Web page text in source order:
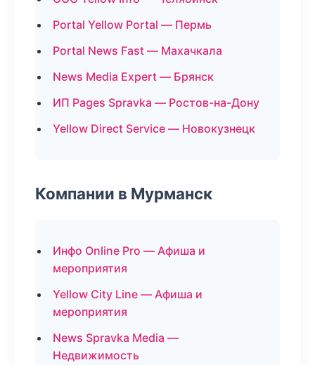
Portal Yellow Portal — Пермь
Portal News Fast — Махачкала
News Media Expert — Брянск
ИП Pages Spravka — Ростов-на-Дону
Yellow Direct Service — Новокузнецк
Компании в Мурманск
Инфо Online Pro — Афиша и
мероприятия
Yellow City Line — Афиша и
мероприятия
News Spravka Media —
Недвижимость